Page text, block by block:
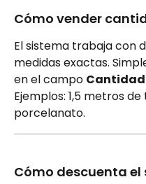
Cómo vender
El sistema trabaja con
medidas exactas.
en el campo Cantidad
Ejemplos: 1,5 metros de
porcelanato.
Cómo descuenta el